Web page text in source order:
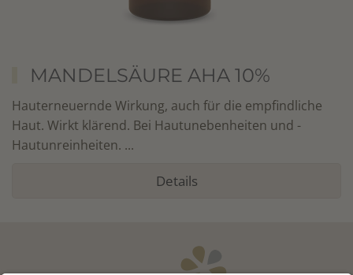
MANDELSÄURE AHA 10%
Hauterneuernde Wirkung, auch für die empfindliche
Haut. Wirkt klärend. Bei Hautunebenheiten und -
Hautunreinheiten. ...
Details